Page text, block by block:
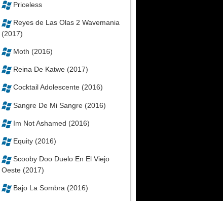
Priceless
Reyes de Las Olas 2 Wavemania
(2017)
Moth (2016)
Reina De Katwe (2017)
Cocktail Adolescente (2016)
Sangre De Mi Sangre (2016)
Im Not Ashamed (2016)
Equity (2016)
Scooby Doo Duelo En El Viejo
Oeste (2017)
Bajo La Sombra (2016)